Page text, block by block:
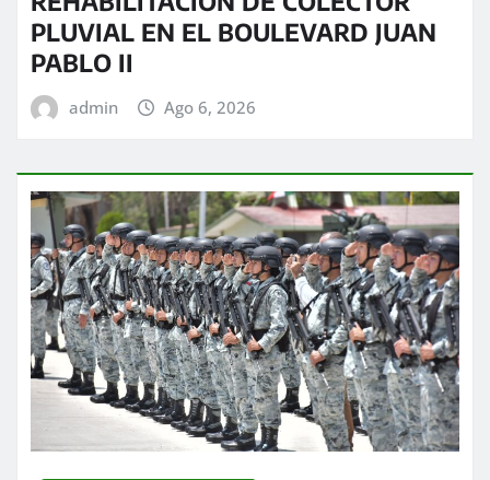
PLUVIAL EN EL BOULEVARD JUAN
PABLO II
admin Ago 6, 2026